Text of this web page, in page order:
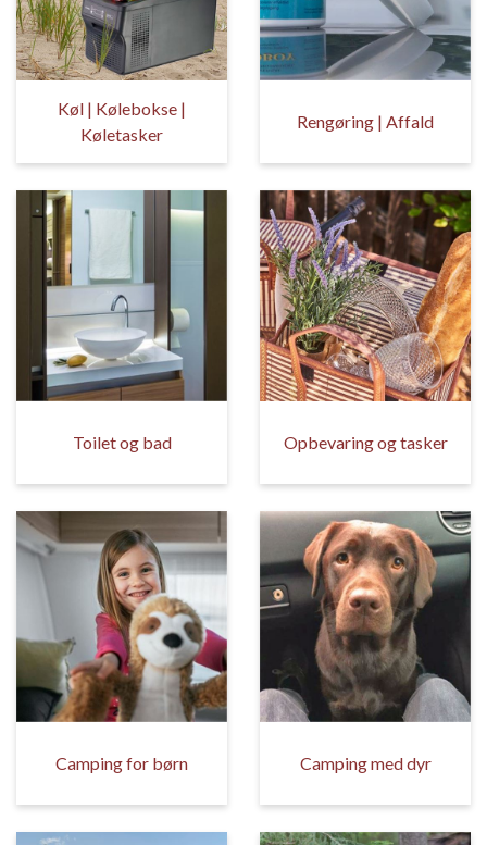
Køl | Kølebokse |
Køletasker
Rengøring | Affald
Toilet og bad Opbevaring og tasker
Camping for børn Camping med dyr